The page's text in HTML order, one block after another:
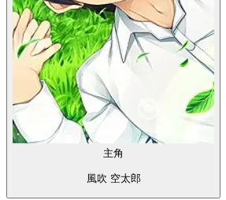
主角
風吹 空太郎